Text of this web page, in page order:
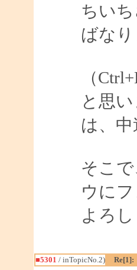
ちい
ばなり
（
と思
は、
そこ
ウに
よろ
■5301 / inTopicNo.2) Re[1]: